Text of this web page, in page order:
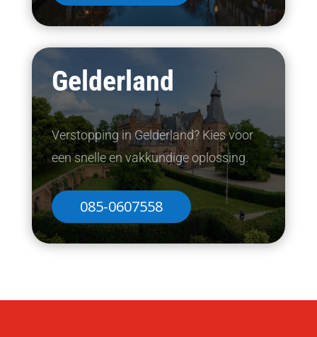
Gelderland
Verstopping in Gelderland? Kies voor
een snelle en vakkundige oplossing.
085-0607558